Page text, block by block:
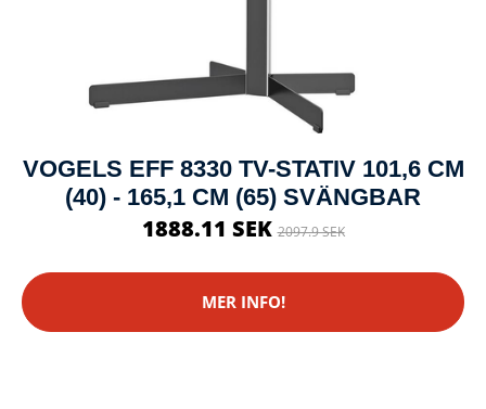
VOGELS EFF 8330 TV-STATIV 101,6 CM
(40) - 165,1 CM (65) SVÄNGBAR
1888.11 SEK2097.9 SEK
MER INFO!